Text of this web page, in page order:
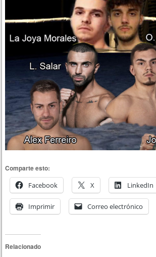
Comparte esto:
Facebook
X LinkedIn
Imprimir Correo electrónico
Relacionado